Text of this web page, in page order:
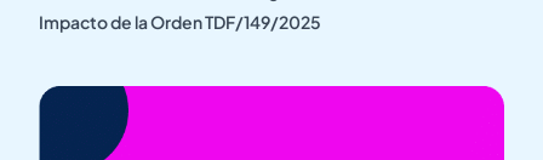
Impacto de la Orden TDF/149/2025